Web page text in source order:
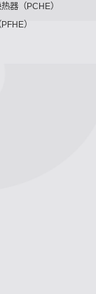
器（PCHE）
）